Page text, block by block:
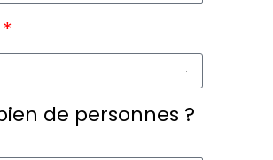
de personnes ?